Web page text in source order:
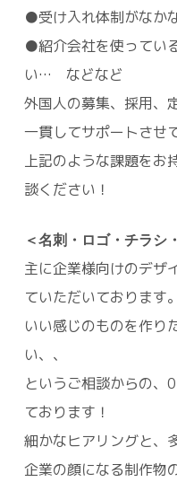
●受け入れ体制がなか
●紹介会社を使ってい
い… などなど
外国人の募集、採用、
一貫してサポートさせ
上記のような課題をお
談ください！
＜名刺・ロゴ・チラシ
主に企業様向けのデザ
ていただいております。
いい感じのものを作り
い、、
というご相談からの、
ております！
細かなヒアリングと、
企業の顔になる制作物